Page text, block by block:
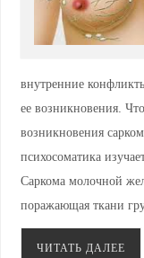
внутренние
ее возникновения.
возникновения
психосоматика
Саркома молочной
поражающая ткани
ЧИТАТЬ ДАЛЕЕ